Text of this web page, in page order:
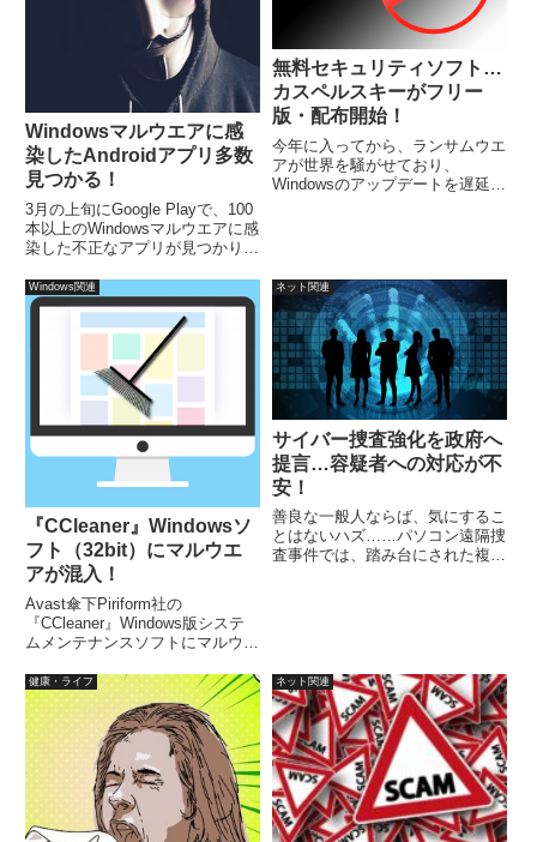
Windowsマルウエアに感
染したAndroidアプリ多数
見つかる！
3月の上旬にGoogle Playで、100
本以上のWindowsマルウエアに感
染した不正なアプリが見つかり、
件ですが、一見すると無害なゲー
ムアプリにおいて、常時ユーザー
の視聴習慣を監視する機能を備え
ているアプリがあります。
無料セキュリティソフト…
カスペルスキーがフリー
版・配布開始！
今年に入ってから、ランサムウエ
アが世界を騒がせており、
Windowsのアップデートを遅延な
で、安心と引き換えにお金を払う
と...
Windows関連
『CCleaner』Windowsソ
フト（32bit）にマルウエ
アが混入！
Avast傘下Piriform社の
『CCleaner』Windows版システ
ムメンテナンスソフトにマルウエ
ンドンのウエスト・エンドにある
Piriform社は、セキュリティ企業
Avastが7月に買収したばかり
で、...
ネット関連
サイバー捜査強化を政府へ
提言…容疑者への対応が不
安！
善良な一般人ならば、気にするこ
とはないハズ……パソコン遠隔捜
査事件では、踏み台にされた複数
健康・ライフ ネット関連